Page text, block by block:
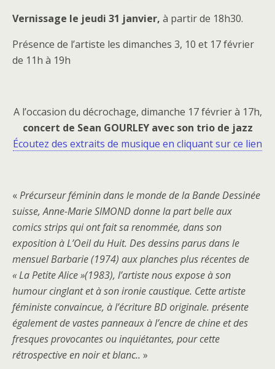
Vernissage le jeudi 31 janvier, à partir de 18h30.
Présence de l’artiste les dimanches 3, 10 et 17 février
de 11h à 19h
A l’occasion du décrochage, dimanche 17 février à 17h,
concert de Sean GOURLEY avec son trio de jazz
Écoutez des extraits de musique en cliquant sur ce lien
«Précurseur féminin dans le monde de la Bande Dessinée
suisse, Anne-Marie SIMOND donne la part belle aux
comics strips qui ont fait sa renommée, dans son
exposition à L’Oeil du Huit. Des dessins parus dans le
mensuel Barbarie (1974) aux planches plus récentes de
« La Petite Alice »(1983), l’artiste nous expose à son
humour cinglant et à son ironie caustique. Cette artiste
féministe convaincue, à l’écriture BD originale. présente
également de vastes panneaux à l’encre de chine et des
fresques provocantes ou inquiétantes, pour cette
rétrospective en noir et blanc.. »